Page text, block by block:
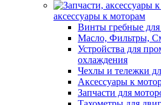
аксессуары к моторам
Винты гребные для
Масло, Фильтры,
Устройства для
охлаждения
Чехлы и тележки
Аксессуары к
Запчасти для